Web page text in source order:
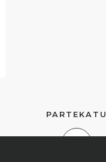
PARTEKATU